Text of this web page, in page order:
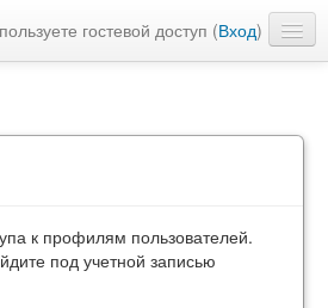
гостевой доступ (Вход)
к профилям пользователей.
под учетной записью